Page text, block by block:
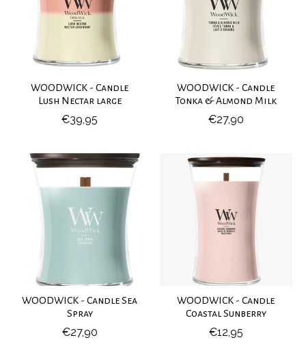
WOODWICK - Candle
Lush Nectar large
€39,95
WOODWICK - Candle
Tonka & Almond Milk
€27,90
WOODWICK - Candle Sea
Spray
€27,90
WOODWICK - Candle
Coastal Sunberry
€12,95